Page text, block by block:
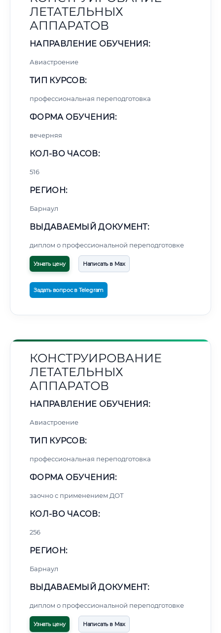
ЛЕТАТЕЛЬНЫХ
АППАРАТОВ
НАПРАВЛЕНИЕ ОБУЧЕНИЯ:
Авиастроение
ТИП КУРСОВ:
профессиональная переподготовка
ФОРМА ОБУЧЕНИЯ:
вечерняя
КОЛ-ВО ЧАСОВ:
516
РЕГИОН:
Барнаул
ВЫДАВАЕМЫЙ ДОКУМЕНТ:
диплом о профессиональной переподготовке
Узнать цену Написать в Max
Задать вопрос в Telegram
КОНСТРУИРОВАНИЕ
ЛЕТАТЕЛЬНЫХ
АППАРАТОВ
НАПРАВЛЕНИЕ ОБУЧЕНИЯ:
Авиастроение
ТИП КУРСОВ:
профессиональная переподготовка
ФОРМА ОБУЧЕНИЯ:
заочно с применением ДОТ
КОЛ-ВО ЧАСОВ:
256
РЕГИОН:
Барнаул
ВЫДАВАЕМЫЙ ДОКУМЕНТ:
диплом о профессиональной переподготовке
Узнать цену Написать в Max